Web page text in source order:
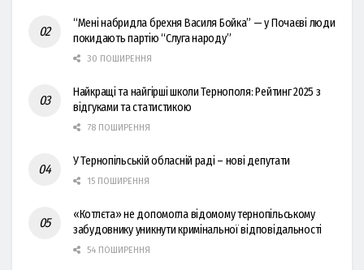
“Мені набридла брехня Василя Бойка” — у Почаєві люди
покидають партію “Слуга народу”
30 ПОШИРЕННЯ
Найкращі та найгірші школи Тернополя: Рейтинг 2025 з
відгуками та статистикою
78 ПОШИРЕННЯ
У Тернопільській обласній раді – нові депутати
15 ПОШИРЕННЯ
«Котлєта» не допомогла відомому тернопільському
забудовнику уникнути кримінальної відповідальності
54 ПОШИРЕННЯ